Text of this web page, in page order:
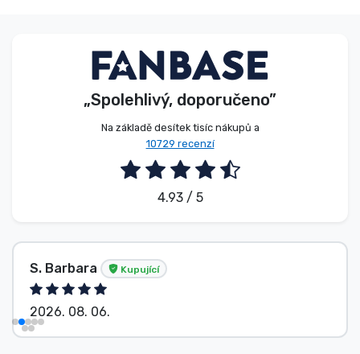
„Spolehlivý, doporučeno”
Na základě desítek tisíc nákupů a
10729 recenzí
4.93 / 5
S. Barbara Kupující
2026. 08. 06.